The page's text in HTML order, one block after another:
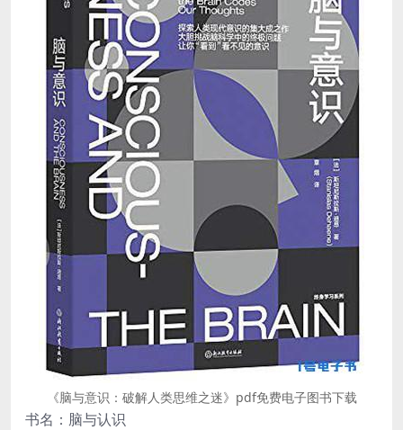
《脑与意识：破解人类思维之迷》pdf免费电子图书下载
书名：脑与认识